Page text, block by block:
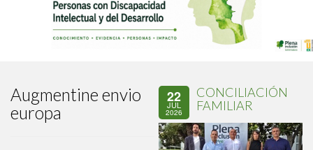
Augmentine envio
europa
22
JUL
2026
CONCILIACIÓN
FAMILIAR